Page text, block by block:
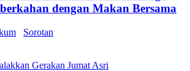
dengan Makan Bersama
Sorotan